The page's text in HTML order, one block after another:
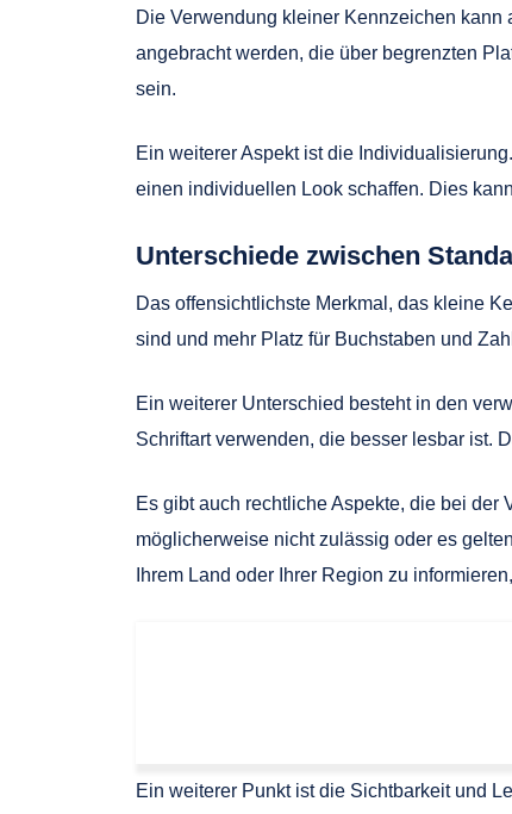
Die Verwendung kleiner Kennzeichen
angebracht werden, die über begrenzten
sein.
Ein weiterer Aspekt ist die
einen individuellen Look schaffen. Dies
Unterschiede zwischen
Das offensichtlichste Merkmal, das kleine
sind und mehr Platz für Buchstaben und
Ein weiterer Unterschied besteht in den
Schriftart verwenden, die besser lesbar ist.
Es gibt auch rechtliche Aspekte, die bei
möglicherweise nicht zulässig oder es
Ihrem Land oder Ihrer Region zu
Ein weiterer Punkt ist die Sichtbarkeit und